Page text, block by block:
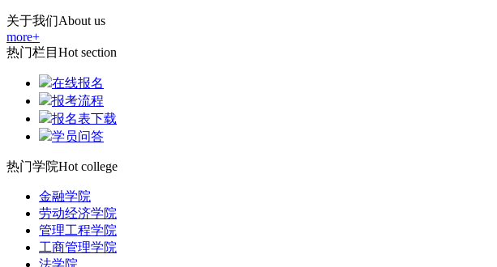
关于我们About us
more+
热门栏目 Hot section
在线报名
报考流程
报名表下载
学员问答
热门学院Hot college
金融学院
劳动经济学院
管理工程学院
工商管理学院
法学院